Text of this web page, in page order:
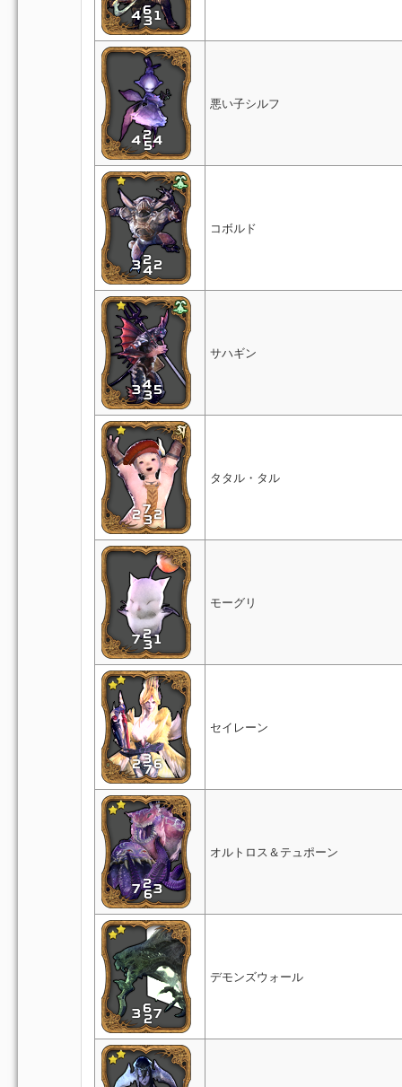
悪い子シルフ
コボルド
サハギン
タタル・タル
モーグリ
セイレーン
オルトロス＆テュポーン
デモンズウォール